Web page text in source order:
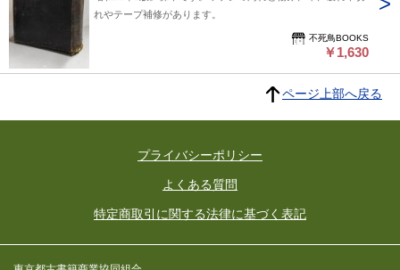
れやテープ補修があります。
不死鳥BOOKS
￥1,630
ページ上部へ戻る
プライバシーポリシー
よくある質問
特定商取引に関する法律に基づく表記